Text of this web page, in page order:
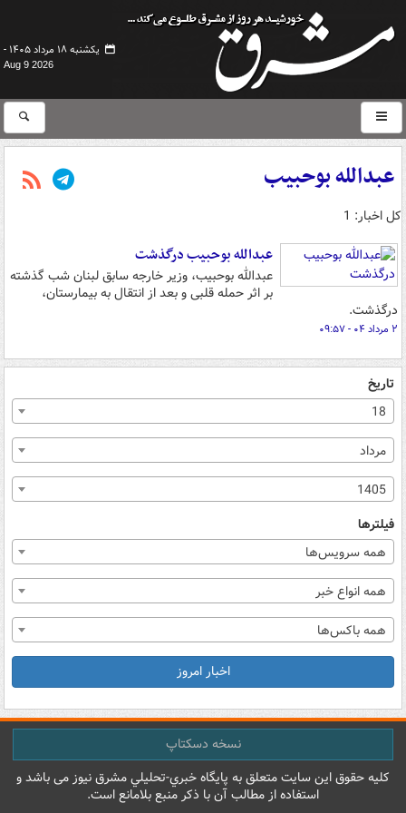
یکشنبه ۱۸ مرداد ۱۴۰۵ -
Aug 9 2026
عبدالله بوحبیب
کل اخبار: 1
عبدالله بوحبیب درگذشت
عبدالله بوحبیب، وزیر خارجه سابق لبنان شب گذشته
بر اثر حمله قلبی و بعد از انتقال به بیمارستان،
درگذشت.
۲ مرداد ۰۴ - ۰۹:۵۷
تاریخ
18
مرداد
1405
فیلترها
همه سرویس‌ها
همه انواع خبر
همه باکس‌ها
اخبار امروز
نسخه دسکتاپ
کليه حقوق اين سايت متعلق به پایگاه خبري-تحليلي مشرق نيوز می باشد و
استفاده از مطالب آن با ذکر منبع بلامانع است.